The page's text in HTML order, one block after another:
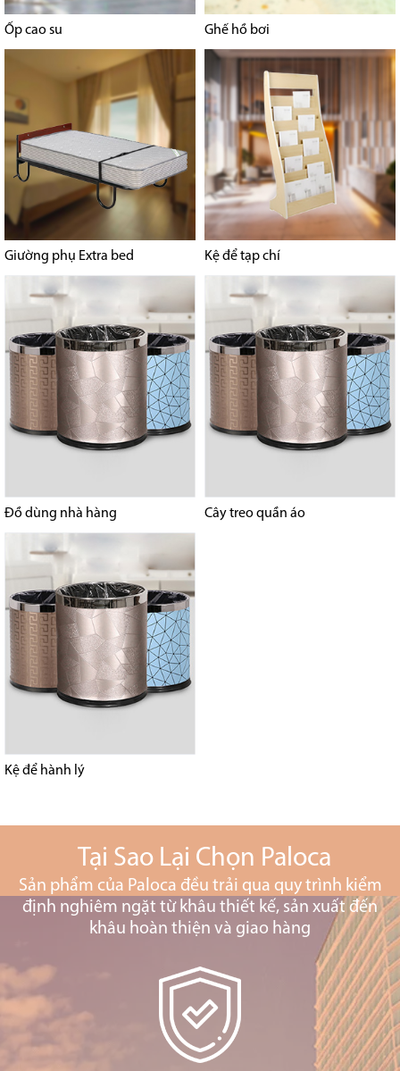
Ốp cao su Ghế hồ bơi
Giường phụ Extra bed Kệ để tạp chí
Đồ dùng nhà hàng Cây treo quần áo
Kệ để hành lý
Tại Sao Lại Chọn Paloca
Sản phẩm của Paloca đều trải qua quy trình kiểm
định nghiêm ngặt từ khâu thiết kế, sản xuất đến
khâu hoàn thiện và giao hàng